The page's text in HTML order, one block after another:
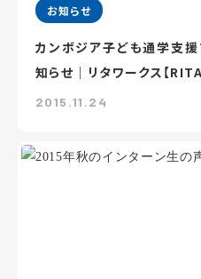
お知らせ
カンボジア子ども通学支
知らせ｜リタワークス【
2015.11.24